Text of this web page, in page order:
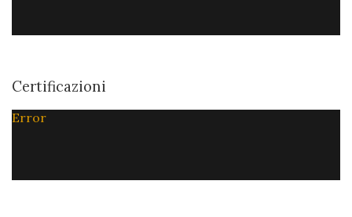
Certificazioni
Error